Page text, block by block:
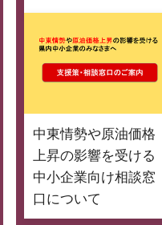
中東情勢や原油価格
上昇の影響を受ける
中小企業向け相談窓
口について